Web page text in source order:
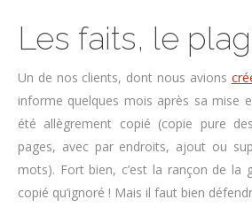
Les faits, le
Un de nos clients, dont nous avions
informe quelques mois après sa mise
été allègrement copié (copie pure
pages, avec par endroits, ajout ou
mots). Fort bien, c’est la rançon de la
copié qu’ignoré ! Mais il faut bien